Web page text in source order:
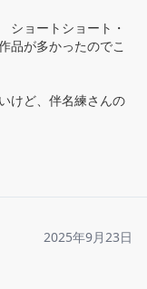
ショートショート・
品が多かったのでこ
けど、伴名練さんの
2025年9月23日